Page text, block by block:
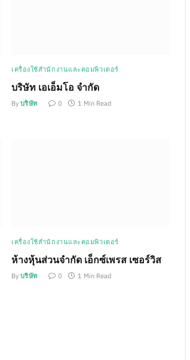
เครื่องใช้สำนักงานและคอมพิวเตอร์
บริษัท เอเอ็มโอ จำกัด
By บริษัท 0 1 Min Read
เครื่องใช้สำนักงานและคอมพิวเตอร์
ห้างหุ้นส่วนจำกัด เอ็กซ์เพรส เซอร์วิส
By บริษัท 0 1 Min Read